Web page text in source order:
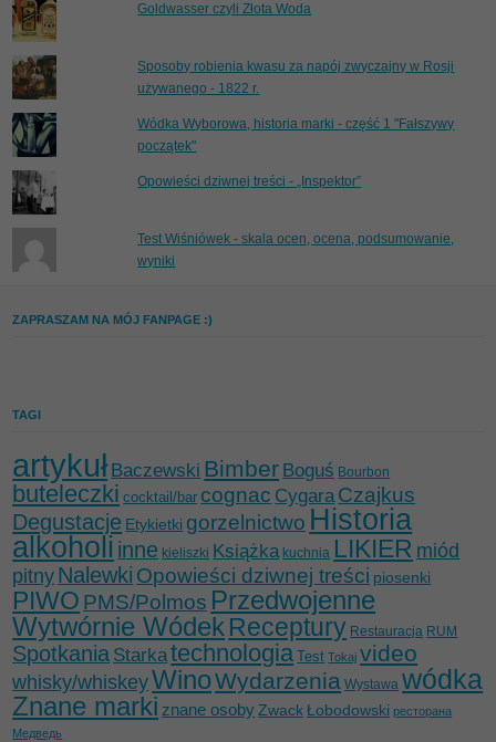
Goldwasser czyli Złota Woda
Sposoby robienia kwasu za napój zwyczajny w Rosji
używanego - 1822 r.
Wódka Wyborowa, historia marki - część 1 "Fałszywy
początek"
Opowieści dziwnej treści - „Inspektor”
Test Wiśniówek - skala ocen, ocena, podsumowanie,
wyniki
ZAPRASZAM NA MÓJ FANPAGE :)
TAGI
artykułBaczewski Bimber Boguś Bourbon
buteleczki cocktail/bar cognac CygaraCzajkus
Degustacje Etykietki gorzelnictwo Historia
alkoholi inne kieliszki Książka kuchnia LIKIER miód
pitny Nalewki Opowieści dziwnej treści piosenki
PIWO PMS/Polmos Przedwojenne
Wytwórnie WódekReceptury Restauracja RUM
Spotkania Starkatechnologia Test Tokaj video
whisky/whiskeyWinoWydarzenia Wystawa wódka
Znane marki znane osoby Zwack Łobodowski ресторана
Медведь